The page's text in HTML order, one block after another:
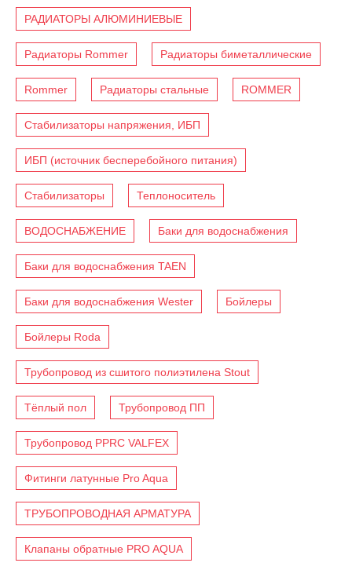
РАДИАТОРЫ АЛЮМИНИЕВЫЕ
Радиаторы Rommer Радиаторы биметаллические
Rommer Радиаторы стальные ROMMER
Стабилизаторы напряжения, ИБП
ИБП (источник бесперебойного питания)
Стабилизаторы Теплоноситель
ВОДОСНАБЖЕНИЕ Баки для водоснабжения
Баки для водоснабжения TAEN
Баки для водоснабжения Wester Бойлеры
Бойлеры Roda
Трубопровод из сшитого полиэтилена Stout
Тёплый пол Трубопровод ПП
Трубопровод PPRC VALFEX
Фитинги латунные Pro Aqua
ТРУБОПРОВОДНАЯ АРМАТУРА
Клапаны обратные PRO AQUA